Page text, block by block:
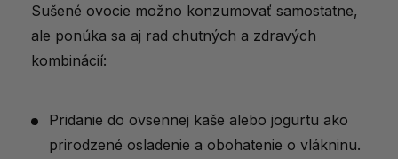
Sušené ovocie možno konzumovať samostatne,
ale ponúka sa aj rad chutných a zdravých
kombinácií:
Pridanie do ovsennej kaše alebo jogurtu ako
prirodzené osladenie a obohatenie o vlákninu.